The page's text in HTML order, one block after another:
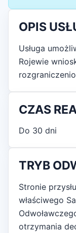
OPIS
Usługa
Rojewie
CZAS
Do 30 dni
TRYB
Stronie
właściwego
otrzymania